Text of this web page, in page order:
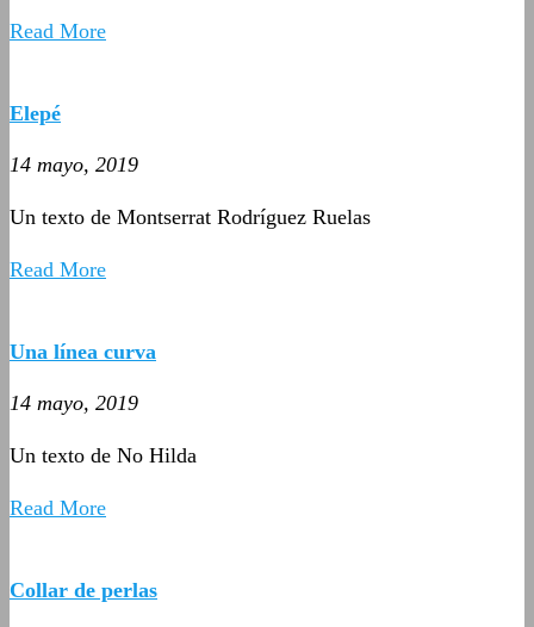
Read More
Elepé
14 mayo, 2019
Un texto de Montserrat Rodríguez Ruelas
Read More
Una línea curva
14 mayo, 2019
Un texto de No Hilda
Read More
Collar de perlas